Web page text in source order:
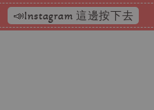
📣Instagram 這邊按下去